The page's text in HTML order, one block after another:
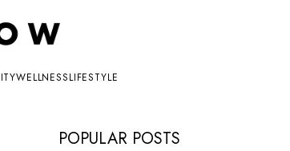
WELLNESSLIFESTYLE
POPULAR POSTS